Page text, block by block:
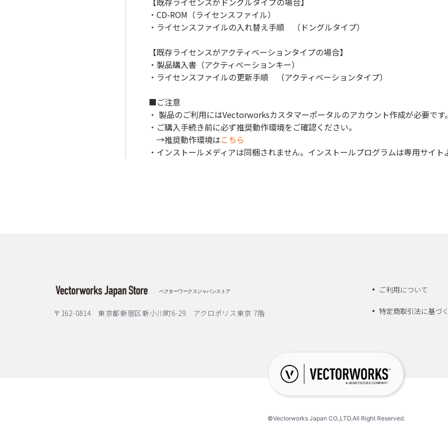
・CD-ROM（ライセンスファイル）
・ライセンスファイルの入れ替え手順 （ドングルタイプ）
【既存ライセンスがアクティベーションタイプの場合】
・製品購入書（アクティベーションキー）
・ライセンスファイルの更新手順 （アクティベーションタイプ）
■ご注意
・ 製品のご利用にはVectorworksカスタマーポータルのアカウント作成が必要です。
・ご購入手続き前に必ず推奨動作環境をご確認ください。
→推奨動作環境はこちら
・インストールメディアは同梱されません。インストールプログラムは専用サイト
ベクターワークスジャパンストア
〒162-0814 東京都新宿区新小川町6-29 アクロポリス東京 7階
ご利用について
特定商取引法に基づ
©Vectorworks Japan CO.,LTD.All Right Reserved.